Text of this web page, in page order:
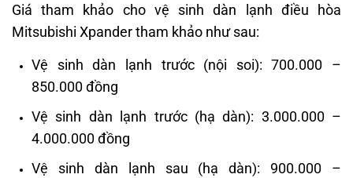
Giá tham khảo cho vệ sinh dàn lạnh điều hòa
Mitsubishi Xpander tham khảo như sau:
Vệ sinh dàn lạnh trước (nội soi): 700.000 –
850.000 đồng
Vệ sinh dàn lạnh trước (hạ dàn): 3.000.000 –
4.000.000 đồng
Vệ sinh dàn lạnh sau (hạ dàn): 900.000 –